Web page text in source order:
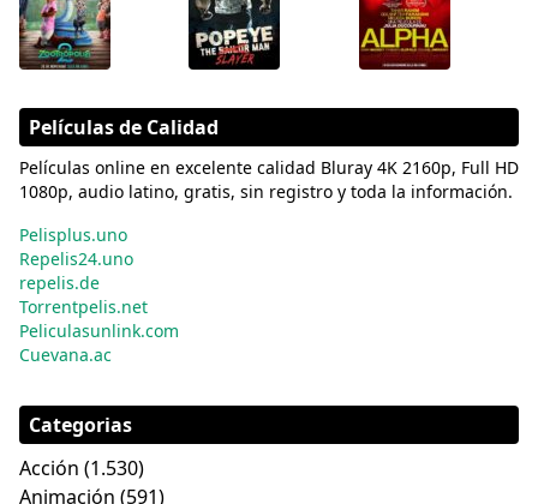
Películas de Calidad
Películas online en excelente calidad Bluray 4K 2160p, Full HD
1080p, audio latino, gratis, sin registro y toda la información.
Pelisplus.uno
Repelis24.uno
repelis.de
Torrentpelis.net
Peliculasunlink.com
Cuevana.ac
Categorias
Acción (1.530)
Animación (591)